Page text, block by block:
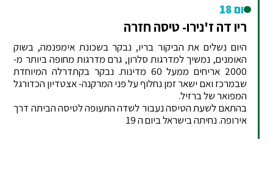
יום 18
ריו דה ז'נירו- טיסה חזרה
היום נשלים את הביקור בריו, נבקר בשכונת אימפנמה, בשוק
האומנים, נמשיך למדרגות סלרון, גרם מדרגות מחופה ביותר מ-
2000 אריחים ממעל 60 מדינות. נבקר בקתדרלה המיוחדת
שבמרכז ואם ישאר זמן נחלוף על פני המרקנה- אצטדיון הכדורגל
המפואר של ברזיל.
בהתאם לשעת הטיסה נעבור לשדה התעופה לטיסה הביתה דרך
אירופה. נחיתה בישראל ביום ה 19